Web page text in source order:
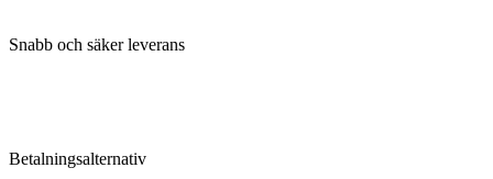
Snabb och säker leverans
Betalningsalternativ